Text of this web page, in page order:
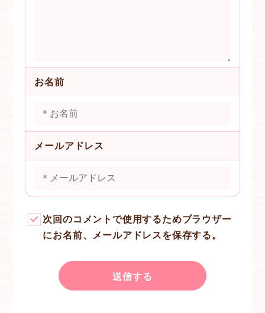
お名前
メールアドレス
次回のコメントで使用するためブラウザー
にお名前、メールアドレスを保存する。